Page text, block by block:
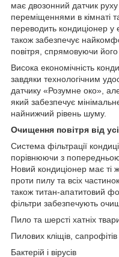
має двозонний датчик
переміщеннями в кімнаті
переводить кондиціонер
також забезпечує
повітря, спрямовуючи його
Висока економічність
завдяки технологічним
датчику «Розумне око»,
який забезпечує
найнижчий рівень шуму.
Очищення повітря від
Система фільтрації
порівнюючи з
Новий кондиціонер має ті
проти пилу та всіх
також титан-апатитовий
фільтри забезпечують
Пило та шерсті хатніх
Пилових кліщів, сапрофітів
Бактерій і вірусів